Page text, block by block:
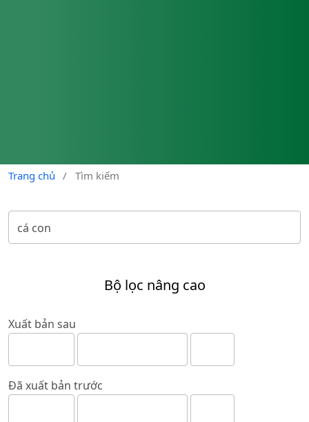
Trang chủ / Tìm kiếm
Bộ lọc nâng cao
Xuất bản sau
Đã xuất bản trước